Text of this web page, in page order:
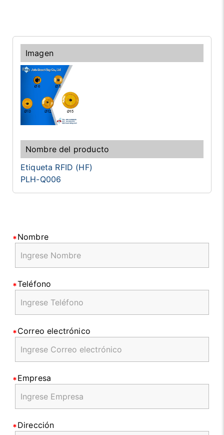
Etiqueta RFID (HF)
PLH-Q006
Nombre
Teléfono
Correo electrónico
Empresa
Dirección